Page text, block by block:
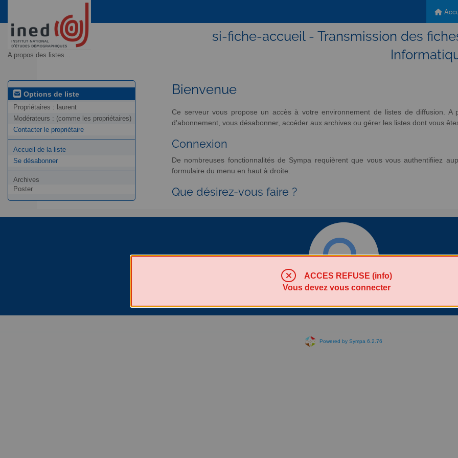
A propos des listes...
si-fiche-accueil - Transmission des
Options de liste
Propriétaires : laurent
Modérateurs : (comme les propriétaires)
Contacter le propriétaire
Accueil de la liste
Se désabonner
Archives
Poster
Bienvenue
Ce serveur vous propose un accès à votre environnement de listes de diffusion.
d'abonnement, vous désabonner, accéder aux archives ou gérer les listes dont vous
Connexion
De nombreuses fonctionnalités de Sympa requièrent que vous vous authentifiiez
formulaire du menu en haut à droite.
Que désirez-vous faire ?
Chercher une liste
Powered by Sympa 6.2.76
ACCES REFUSE (info)
Vous devez vous connecter